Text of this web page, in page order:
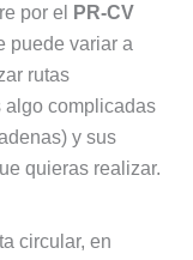
por el
PR-CV
puede variar a
rutas
algo complicadas
y sus
quieras realizar.
circular, en